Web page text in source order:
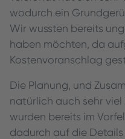
wodurch ein
Wir wussten bereits
haben möchten, da
Kostenvoranschlag
Die Planung, und
natürlich auch sehr viel
wurden bereits im
dadurch auf die Details